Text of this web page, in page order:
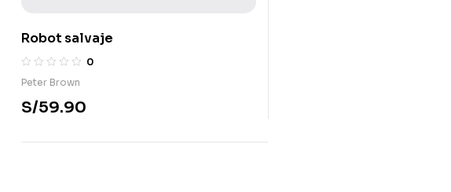
Robot salvaje
0
Peter Brown
S/59.90